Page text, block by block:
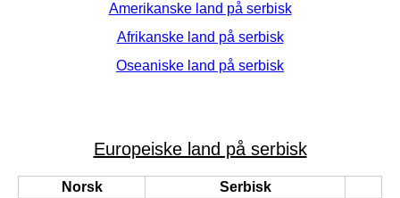
Amerikanske land på serbisk
Afrikanske land på serbisk
Oseaniske land på serbisk
Europeiske land på serbisk
Norsk
Serbisk